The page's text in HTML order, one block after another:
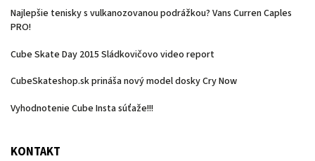
Najlepšie tenisky s vulkanozovanou podrážkou? Vans Curren Caples
PRO!
Cube Skate Day 2015 Sládkovičovo video report
CubeSkateshop.sk prináša nový model dosky Cry Now
Vyhodnotenie Cube Insta súťaže!!!
KONTAKT